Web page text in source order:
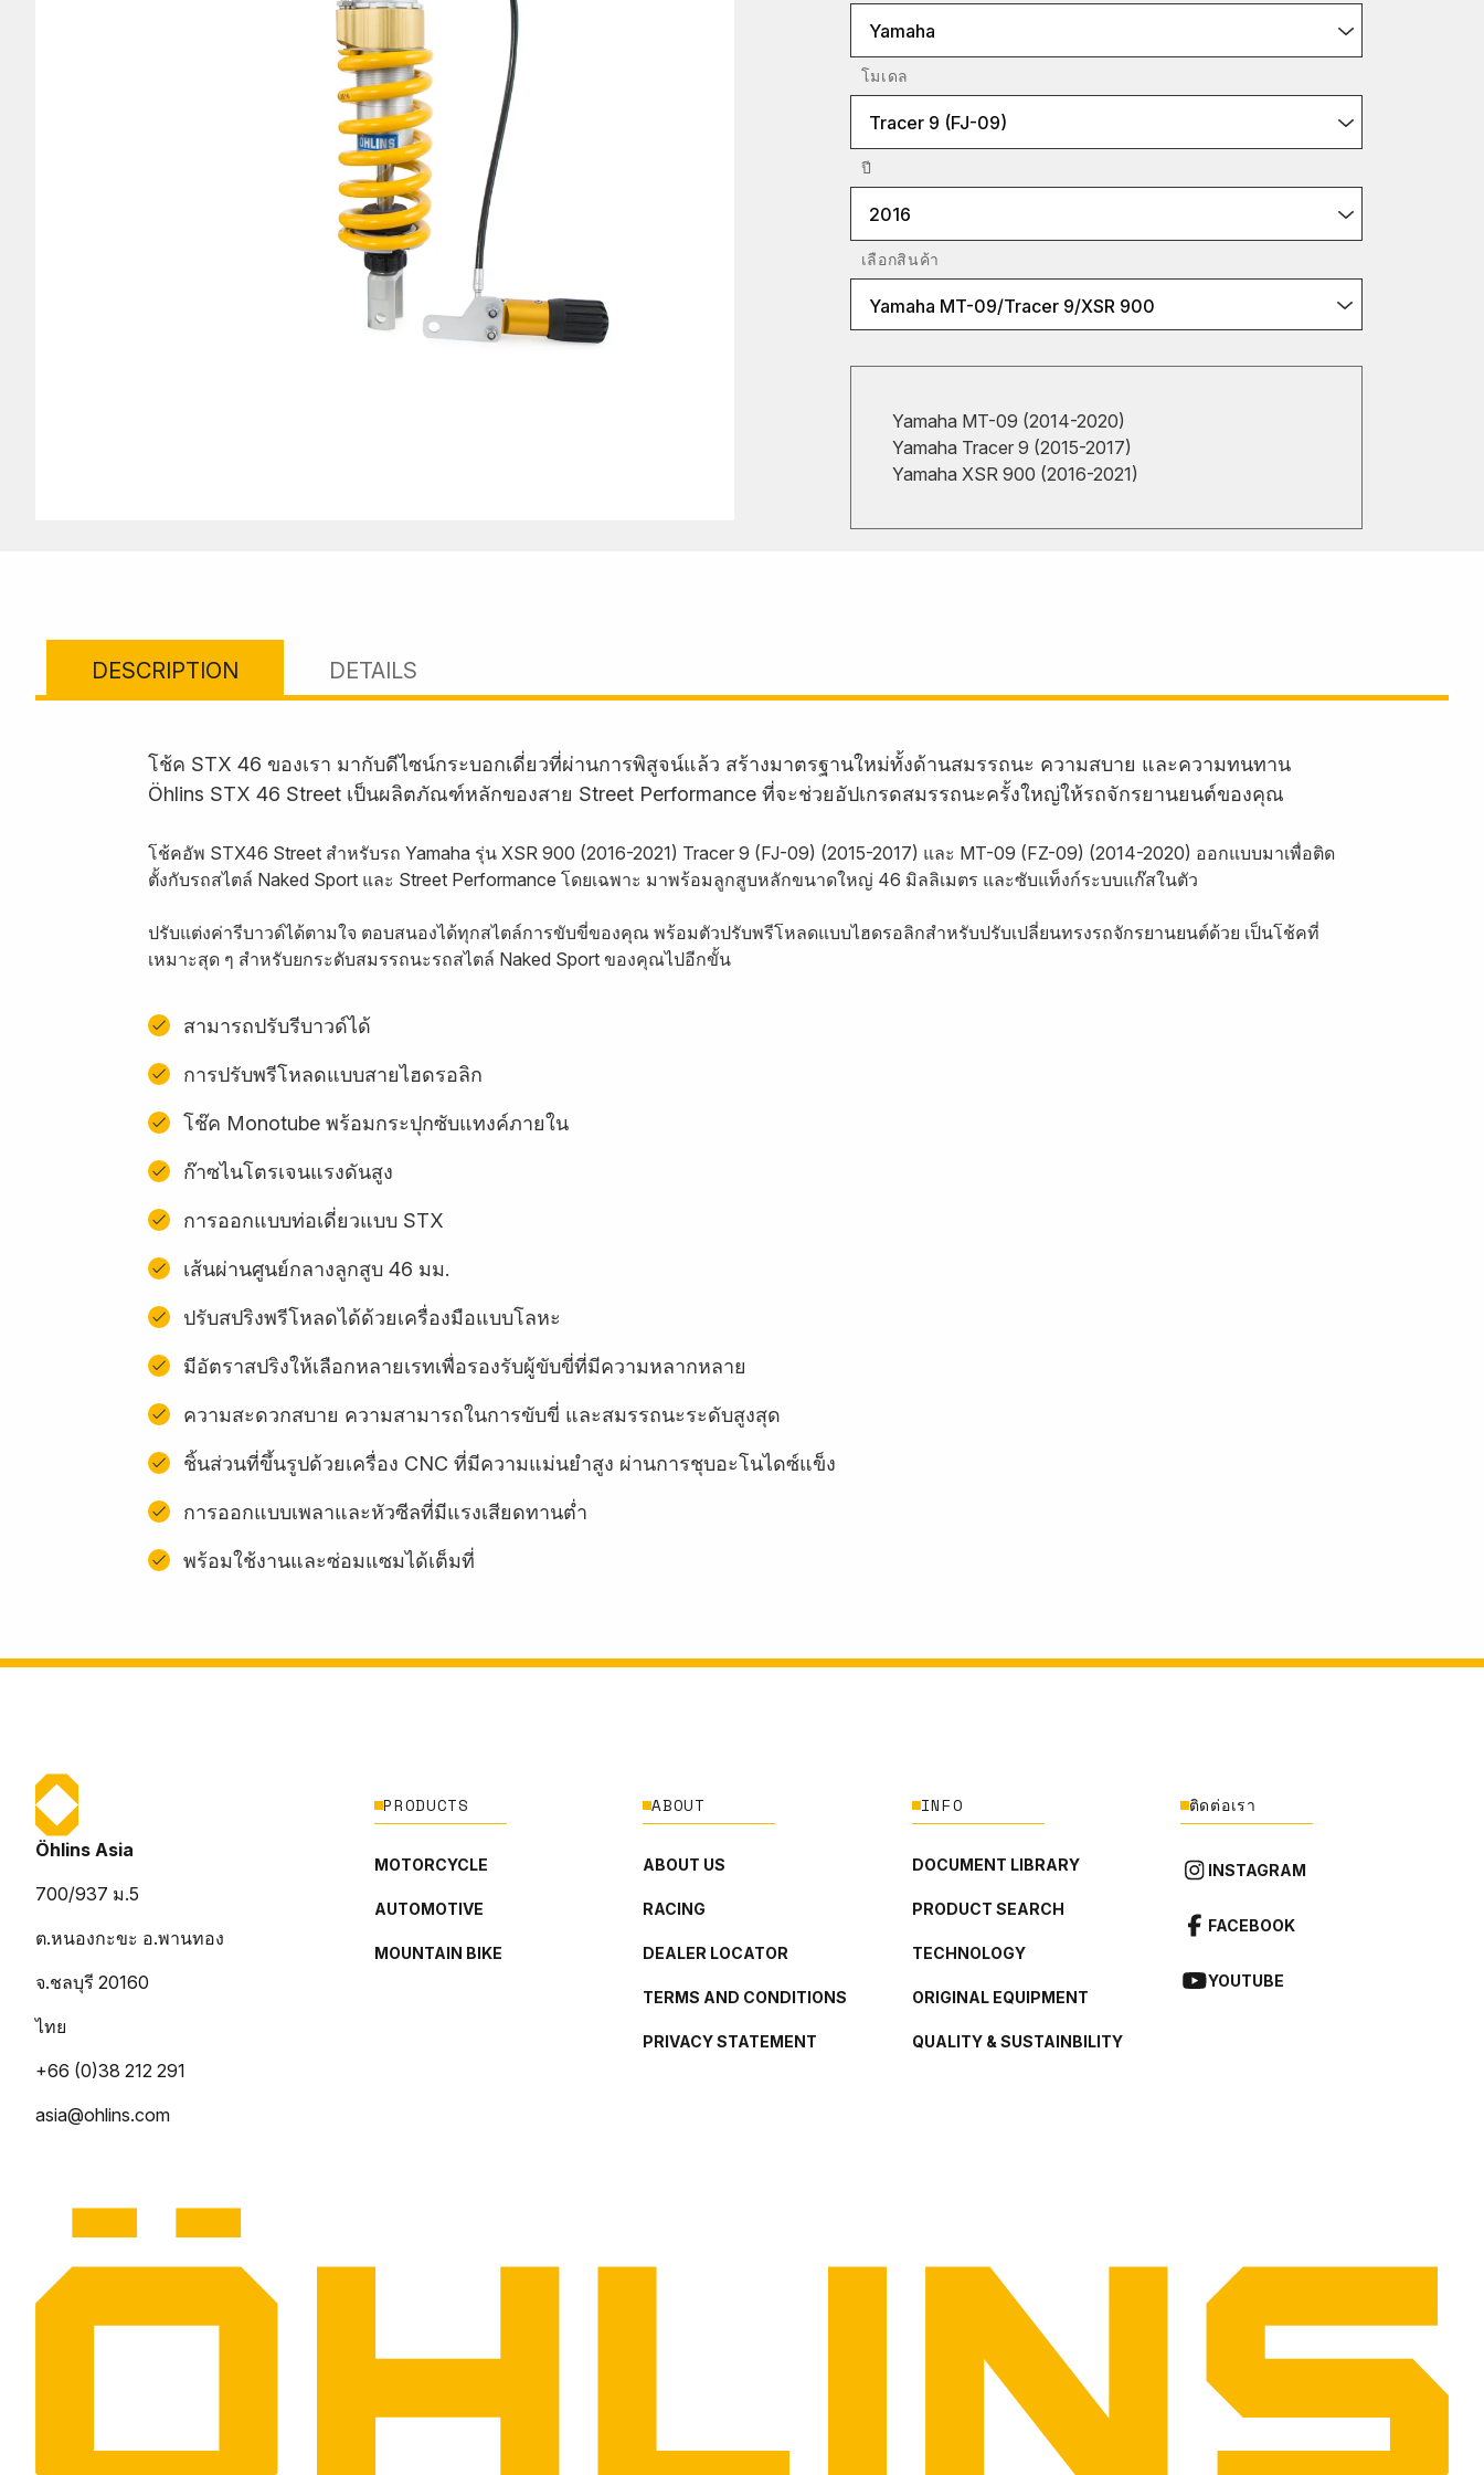
Yamaha
โมเดล
Tracer 9 (FJ-09)
ปี
2016
เลือกสินค้า
Yamaha MT-09/Tracer 9/XSR 900
Yamaha MT-09 (2014-2020)
Yamaha Tracer 9 (2015-2017)
Yamaha XSR 900 (2016-2021)
DESCRIPTION DETAILS
โช้ค STX 46 ของเรา มากับดีไซน์กระบอกเดี่ยวที่ผ่านการพิสูจน์แล้ว สร้างมาตรฐานใหม่ทั้งด้านสมรรถนะ ความสบาย และความทนทาน
Öhlins STX 46 Street เป็นผลิตภัณฑ์หลักของสาย Street Performance ที่จะช่วยอัปเกรดสมรรถนะครั้งใหญ่ให้รถจักรยานยนต์ของคุณ
โช้คอัพ STX46 Street สำหรับรถ Yamaha รุ่น XSR 900 (2016-2021) Tracer 9 (FJ-09) (2015-2017) และ MT-09 (FZ-09) (2014-2020) ออกแบบมาเพื่อติด
ตั้งกับรถสไตล์ Naked Sport และ Street Performance โดยเฉพาะ มาพร้อมลูกสูบหลักขนาดใหญ่ 46 มิลลิเมตร และซับแท็งก์ระบบแก๊สในตัว
ปรับแต่งค่ารีบาวด์ได้ตามใจ ตอบสนองได้ทุกสไตล์การขับขี่ของคุณ พร้อมตัวปรับพรีโหลดแบบไฮดรอลิกสำหรับปรับเปลี่ยนทรงรถจักรยานยนต์ด้วย เป็นโช้คที่
เหมาะสุด ๆ สำหรับยกระดับสมรรถนะรถสไตล์ Naked Sport ของคุณไปอีกขั้น
สามารถปรับรีบาวด์ได้
การปรับพรีโหลดแบบสายไฮดรอลิก
โช๊ค Monotube พร้อมกระปุกซับแทงค์ภายใน
ก๊าซไนโตรเจนแรงดันสูง
การออกแบบท่อเดี่ยวแบบ STX
เส้นผ่านศูนย์กลางลูกสูบ 46 มม.
ปรับสปริงพรีโหลดได้ด้วยเครื่องมือแบบโลหะ
มีอัตราสปริงให้เลือกหลายเรทเพื่อรองรับผู้ขับขี่ที่มีความหลากหลาย
ความสะดวกสบาย ความสามารถในการขับขี่ และสมรรถนะระดับสูงสุด
ชิ้นส่วนที่ขึ้นรูปด้วยเครื่อง CNC ที่มีความแม่นยำสูง ผ่านการชุบอะโนไดซ์แข็ง
การออกแบบเพลาและหัวซีลที่มีแรงเสียดทานต่ำ
พร้อมใช้งานและซ่อมแซมได้เต็มที่
Öhlins Asia
700/937 ม.5
ต.หนองกะขะ อ.พานทอง
จ.ชลบุรี 20160
ไทย
+66 (0)38 212 291
asia@ohlins.com
PRODUCTS
MOTORCYCLE
AUTOMOTIVE
MOUNTAIN BIKE
ABOUT
ABOUT US
RACING
DEALER LOCATOR
TERMS AND CONDITIONS
PRIVACY STATEMENT
INFO
DOCUMENT LIBRARY
PRODUCT SEARCH
TECHNOLOGY
ORIGINAL EQUIPMENT
QUALITY & SUSTAINBILITY
ติดต่อเรา
INSTAGRAM
FACEBOOK
YOUTUBE